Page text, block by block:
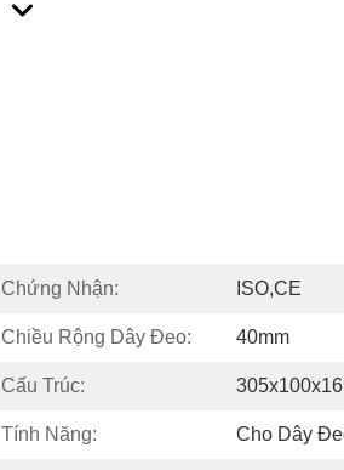
Chứng Nhận: ISO,CE
Chiều Rộng Dây Đeo: 40mm
Cấu Trúc:
Tính Năng: Cho Dây